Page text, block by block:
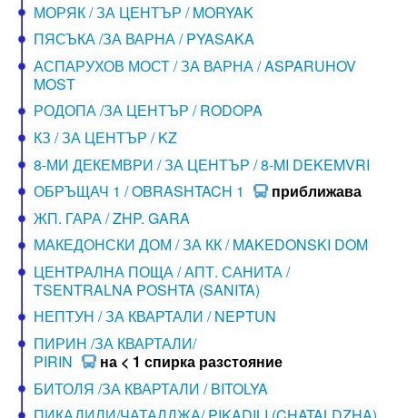
МОРЯК / ЗА ЦЕНТЪР / MORYAK
ПЯСЪКА /ЗА ВАРНА / PYASAKA
АСПАРУХОВ МОСТ / ЗА ВАРНА / ASPARUHOV
MOST
РОДОПА /ЗА ЦЕНТЪР / RODOPA
КЗ / ЗА ЦЕНТЪР / KZ
8-МИ ДЕКЕМВРИ / ЗА ЦЕНТЪР / 8-MI DEKEMVRI
ОБРЪЩАЧ 1 / OBRASHTACH 1
приближава
ЖП. ГАРА / ZHP. GARA
МАКЕДОНСКИ ДОМ / ЗА КК / MAKEDONSKI DOM
ЦЕНТРАЛНА ПОЩА / АПТ. САНИТА /
TSENTRALNA POSHTA (SANITA)
НЕПТУН / ЗА КВАРТАЛИ / NEPTUN
ПИРИН /ЗА КВАРТАЛИ/
PIRIN
на < 1 спирка разстояние
БИТОЛЯ /ЗА КВАРТАЛИ / BITOLYA